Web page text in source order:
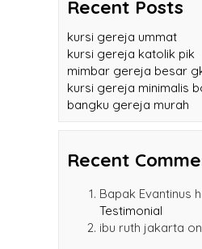
Recent Posts
kursi gereja ummat
kursi gereja katolik pik
mimbar gereja besar
kursi gereja minimalis
bangku gereja murah
Recent
Bapak Evantinus
Testimonial
ibu ruth jakarta on